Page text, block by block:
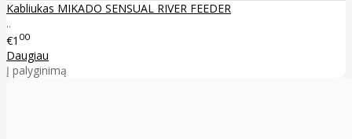
Kabliukas MIKADO SENSUAL RIVER FEEDER
..
€1 00
Daugiau
Į palyginimą